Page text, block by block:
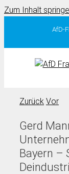
Zum Inhalt
AfD-
Zurück Vor
Gerd
Bayern –